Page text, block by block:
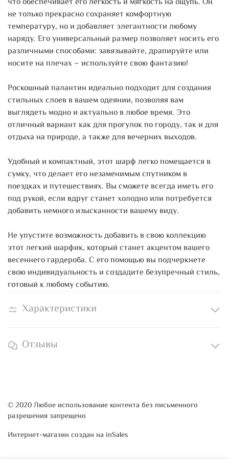
не только прекрасно сохраняет комфортную
температуру, но и добавляет элегантности любому
наряду. Его универсальный размер позволяет носить его
различными способами: завязывайте, драпируйте или
носите на плечах – используйте свою фантазию!
Роскошный палантин идеально подходит для создания
стильных слоев в вашем одеянии, позволяя вам
выглядеть модно и актуально в любое время. Это
отличный вариант как для прогулок по городу, так и для
отдыха на природе, а также для вечерних выходов.
Удобный и компактный, этот шарф легко помещается в
сумку, что делает его незаменимым спутником в
поездках и путешествиях. Вы сможете всегда иметь его
под рукой, если вдруг станет холодно или потребуется
добавить немного изысканности вашему виду.
Не упустите возможность добавить в свою коллекцию
этот легкий шарфик, который станет акцентом вашего
весеннего гардероба. С его помощью вы подчеркнете
свою индивидуальность и создадите безупречный стиль,
готовый к любому событию.
Характеристики
Отзывы
© 2020 Любое использование контента без письменного
разрешения запрещено
Интернет-магазин создан на inSales